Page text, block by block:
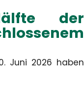
der
Juni 2026 haben